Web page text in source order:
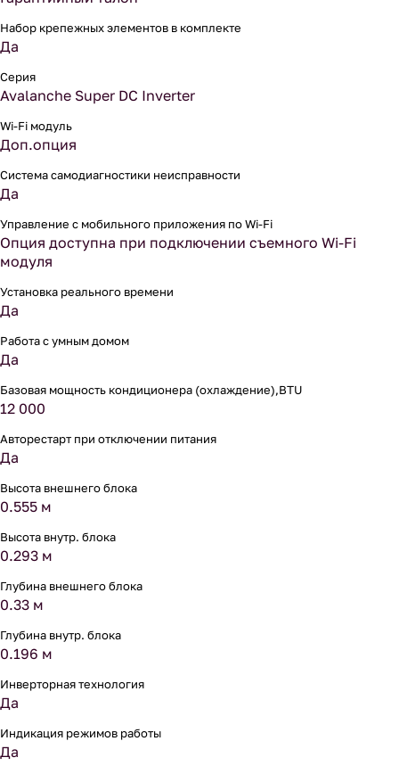
Набор крепежных элементов в комплекте
Да
Серия
Avalanche Super DC Inverter
Wi-Fi модуль
Доп.опция
Система самодиагностики неисправности
Да
Управление c мобильного приложения по Wi-Fi
Опция доступна при подключении съемного Wi-Fi
модуля
Установка реального времени
Да
Работа с умным домом
Да
Базовая мощность кондиционера (охлаждение),BTU
12 000
Авторестарт при отключении питания
Да
Высота внешнего блока
0.555 м
Высота внутр. блока
0.293 м
Глубина внешнего блока
0.33 м
Глубина внутр. блока
0.196 м
Инверторная технология
Да
Индикация режимов работы
Да